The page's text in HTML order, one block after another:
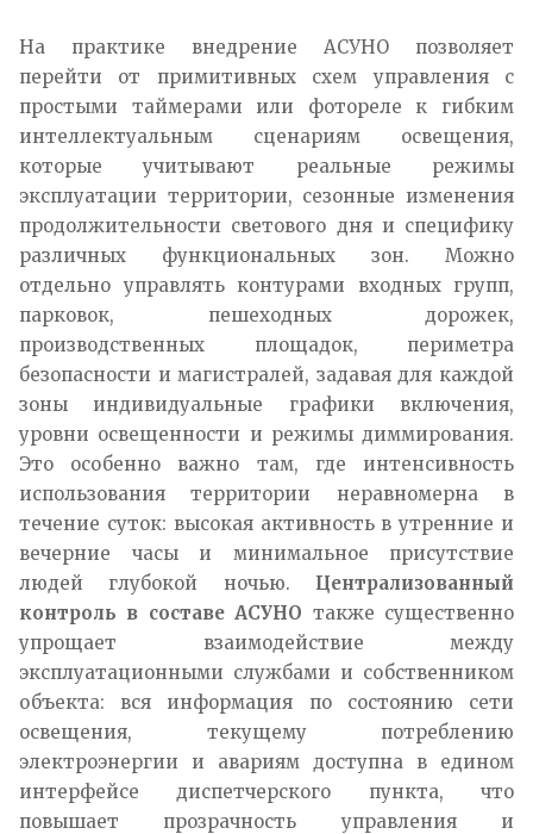
На практике внедрение АСУНО позволяет
перейти от примитивных схем управления с
простыми таймерами или фотореле к гибким
интеллектуальным сценариям освещения,
которые учитывают реальные режимы
эксплуатации территории, сезонные изменения
продолжительности светового дня и специфику
различных функциональных зон. Можно
отдельно управлять контурами входных групп,
парковок, пешеходных дорожек,
производственных площадок, периметра
безопасности и магистралей, задавая для каждой
зоны индивидуальные графики включения,
уровни освещенности и режимы диммирования.
Это особенно важно там, где интенсивность
использования территории неравномерна в
течение суток: высокая активность в утренние и
вечерние часы и минимальное присутствие
людей глубокой ночью. Централизованный
контроль в составе АСУНО также существенно
упрощает взаимодействие между
эксплуатационными службами и собственником
объекта: вся информация по состоянию сети
освещения, текущему потреблению
электроэнергии и авариям доступна в едином
интерфейсе диспетчерского пункта, что
повышает прозрачность управления и